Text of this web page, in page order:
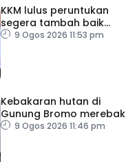
KKM lulus peruntukan
segera tambah baik
kemudahan di kemar,
9 Ogos 2026 11:53 pm
Kebakaran hutan di
Gunung Bromo merebak
hingga 520 hektar
9 Ogos 2026 11:46 pm